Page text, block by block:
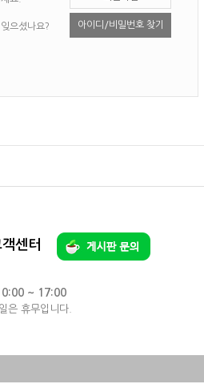
으셨나요? 아이디/비밀번호 찾기
객센터
~ 17:00
은 휴무입니다.